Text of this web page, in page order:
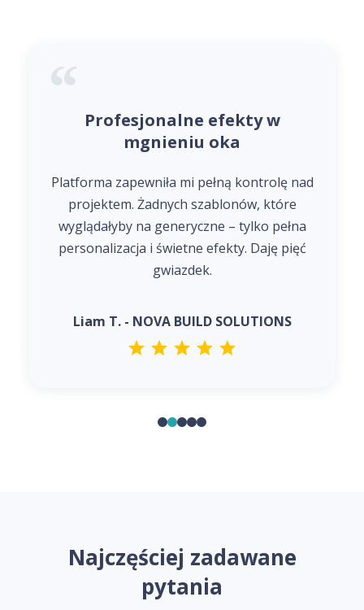
Profesjonalne efekty w
mgnieniu oka
Platforma zapewniła mi pełną kontrolę nad
projektem. Żadnych szablonów, które
wyglądałyby na generyczne – tylko pełna
personalizacja i świetne efekty. Daję pięć
gwiazdek.
Liam T. - NOVA BUILD SOLUTIONS
Najczęściej zadawane
pytania